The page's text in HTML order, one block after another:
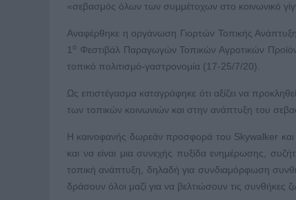
«σεβασμός όλων των συμμέτοχων στο κοινωνικό
Αναφέρθηκε η οργάνωση Γιορτών Τοπικής
1ο Φεστιβάλ Παραγωγών Τοπικών Αγροτικών
τοπικό πολιτισμό-γαστρονομία (17-25/7/20).
Ως επιστέγασμα καταγράφηκε ότι αξίζει να
των τοπικών κοινωνιών και στην ανάπτυξη του
Η καινοφανής δωρεάν προσφορά του Skywalker και
και να είναι μια συνεχής πυξίδα ενημέρωσης,
τοπική ανάπτυξη, δηλαδή για συνδιαμόρφωση
δράσουν όλοι μαζί για να βελτιώσουν τις συνθήκες